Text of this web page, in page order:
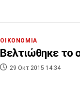
ΟΙΚΟΝΟΜΙΑ
Βελτιώθηκε το
29 Οκτ 2015 14:34